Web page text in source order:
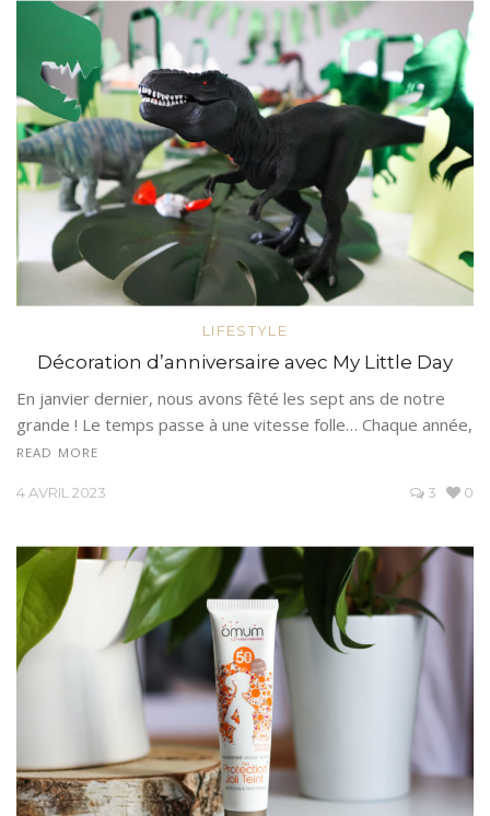
LIFESTYLE
Décoration d’anniversaire avec My Little Day
En janvier dernier, nous avons fêté les sept ans de notre
grande ! Le temps passe à une vitesse folle… Chaque année,
READ MORE
4 AVRIL 2023 3 0